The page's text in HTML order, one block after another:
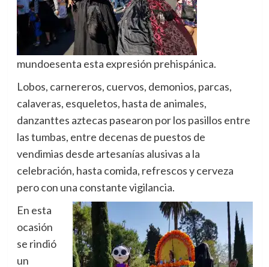
mundoesenta esta expresión prehispánica.
Lobos, carnereros, cuervos, demonios, parcas,
calaveras, esqueletos, hasta de animales,
danzanttes aztecas pasearon por los pasillos entre
las tumbas, entre decenas de puestos de
vendimias desde artesanías alusivas a la
celebración, hasta comida, refrescos y cerveza
pero con una constante vigilancia.
En esta
ocasión
se rindió
un